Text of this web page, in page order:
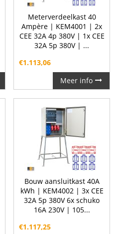
Meterverdeelkast 40
Ampère | KEM4001 | 2x
CEE 32A 4p 380V | 1x CEE
32A 5p 380V | ...
€1.113,06
Meer info
Bouw aansluitkast 40A
kWh | KEM4002 | 3x CEE
32A 5p 380V 6x schuko
16A 230V | 105...
€1.117,25